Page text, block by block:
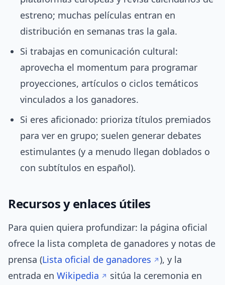
estreno; muchas películas entran en
distribución en semanas tras la gala.
Si trabajas en comunicación cultural:
aprovecha el momentum para programar
proyecciones, artículos o ciclos temáticos
vinculados a los ganadores.
Si eres aficionado: prioriza títulos premiados
para ver en grupo; suelen generar debates
estimulantes (y a menudo llegan doblados o
con subtítulos en español).
Recursos y enlaces útiles
Para quien quiera profundizar: la página oficial
ofrece la lista completa de ganadores y notas de
prensa (Lista oficial de ganadores
), y la
entrada en Wikipedia
sitúa la ceremonia en